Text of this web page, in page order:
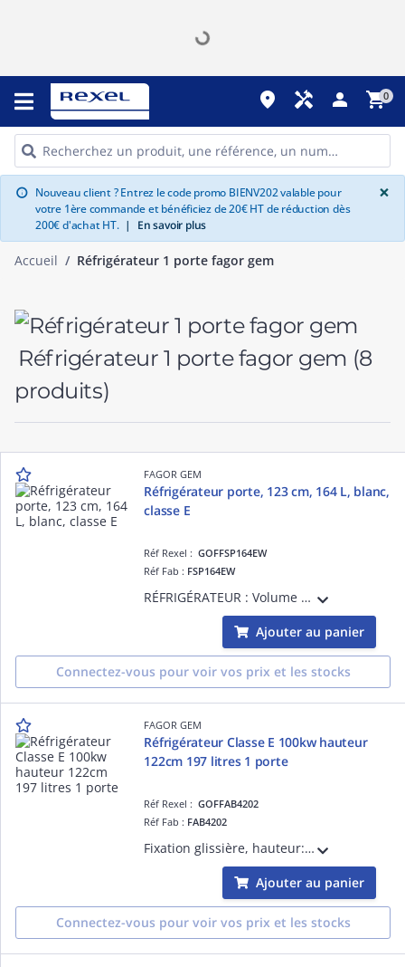
place handyman person shopping_cart0
info Nouveau client ? Entrez le code promo BIENV202 valable pour
votre 1ère commande et bénéficiez de 20€ HT de réduction dès
200€ d'achat HT. | En savoir plus
×
Accueil Réfrigérateur 1 porte fagor gem
Réfrigérateur 1 porte fagor gem (8
produits)
FAGOR GEM
Réfrigérateur porte, 123 cm, 164 L, blanc,
classe E
Réf Rexel :GOFFSP164EW
Réf Fab : FSP164EW
RÉFRIGÉRATEUR : Volume utile : 140 L, froid statique dégivrage manuel, thermostat mécanique, 2 clayettes verre, 3 balconnets transparents, congelateur 4X: Volume utile : 24 L, froid statique, Dégivrage manuel
Ajouter au panier
Connectez-vous pour voir vos prix et les stocks
FAGOR GEM
Réfrigérateur Classe E 100kw hauteur
122cm 197 litres 1 porte
Réf Rexel :GOFFAB4202
Réf Fab : FAB4202
Fixation glissière, hauteur: 1,22m, finition calyette silver, froid statique, dégivrage automatique, thermostat mécanique, éclairage LED
Ajouter au panier
Connectez-vous pour voir vos prix et les stocks